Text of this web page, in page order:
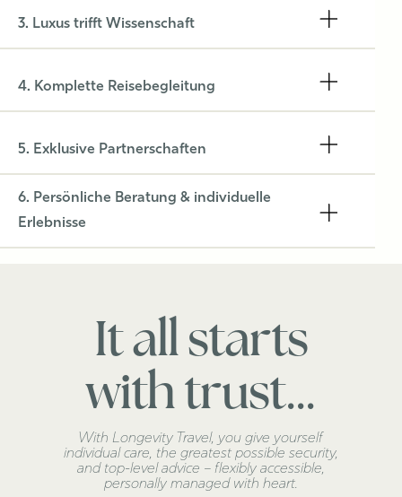
3. Luxus trifft Wissenschaft
4. Komplette Reisebegleitung
5. Exklusive Partnerschaften
6. Persönliche Beratung & individuelle
Erlebnisse
It all starts
with trust...
With Longevity Travel, you give yourself
individual care, the greatest possible security,
and top-level advice – flexibly accessible,
personally managed with heart.